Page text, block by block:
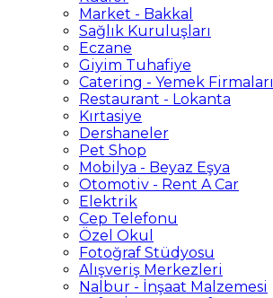
Market - Bakkal
Sağlık Kuruluşları
Eczane
Giyim Tuhafiye
Catering - Yemek Firmaları
Restaurant - Lokanta
Kırtasiye
Dershaneler
Pet Shop
Mobilya - Beyaz Eşya
Otomotiv - Rent A Car
Elektrik
Cep Telefonu
Özel Okul
Fotoğraf Stüdyosu
Alışveriş Merkezleri
Nalbur - İnşaat Malzemesi